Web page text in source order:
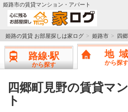
姫路市の賃貸マンション・アパート
TOPページ
新築物件
ペットOK物件
戸建物件
姫路の賃貸 お部屋探しは家ログ 姫路市 四
路線·駅
から探す
地域
から探す
四郷町見野の賃貸マ
ト